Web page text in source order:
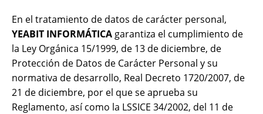
En el tratamiento de datos de carácter personal,
YEABIT INFORMÁTICA garantiza el cumplimiento de
la Ley Orgánica 15/1999, de 13 de diciembre, de
Protección de Datos de Carácter Personal y su
normativa de desarrollo, Real Decreto 1720/2007, de
21 de diciembre, por el que se aprueba su
Reglamento, así como la LSSICE 34/2002, del 11 de